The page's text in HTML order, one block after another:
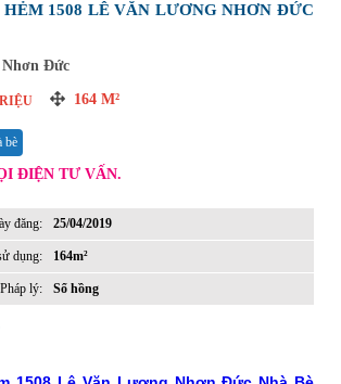
1508 LÊ VĂN LƯƠNG NHƠN ĐỨC
Đức
164 M²
bè
ĐIỆN TƯ VẤN.
đăng: 25/04/2019
dụng: 164m²
Pháp lý: Sổ hồng